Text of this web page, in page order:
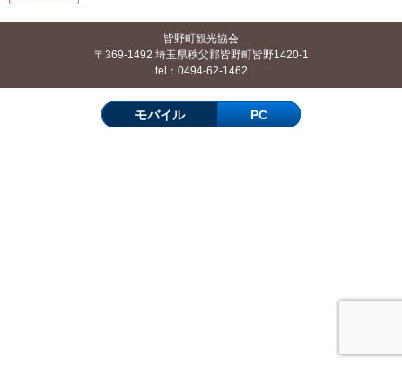
皆野町観光協会
〒369-1492 埼玉県秩父郡皆野町皆野1420-1
tel：0494-62-1462
モバイル PC